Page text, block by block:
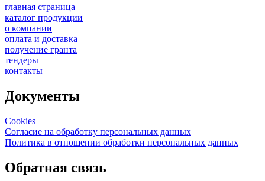
главная страница
каталог продукции
о компании
оплата и доставка
получение гранта
тендеры
контакты
Документы
Cookies
Согласие на обработку персональных данных
Политика в отношении обработки персональных данных
Обратная связь